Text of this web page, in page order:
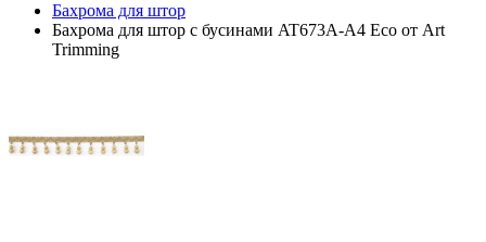
Бахрома для штор
Бахрома для штор с бусинами AT673A-A4 Eco от Art
Trimming